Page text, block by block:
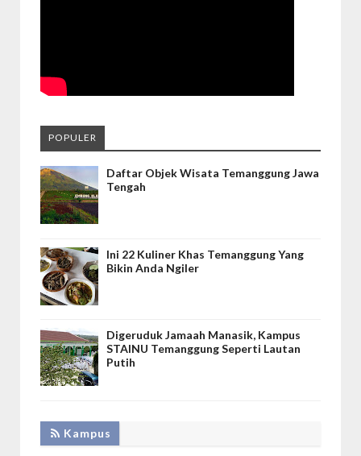
POPULER
Daftar Objek Wisata Temanggung Jawa
Tengah
Ini 22 Kuliner Khas Temanggung Yang
Bikin Anda Ngiler
Digeruduk Jamaah Manasik, Kampus
STAINU Temanggung Seperti Lautan
Putih
Kampus